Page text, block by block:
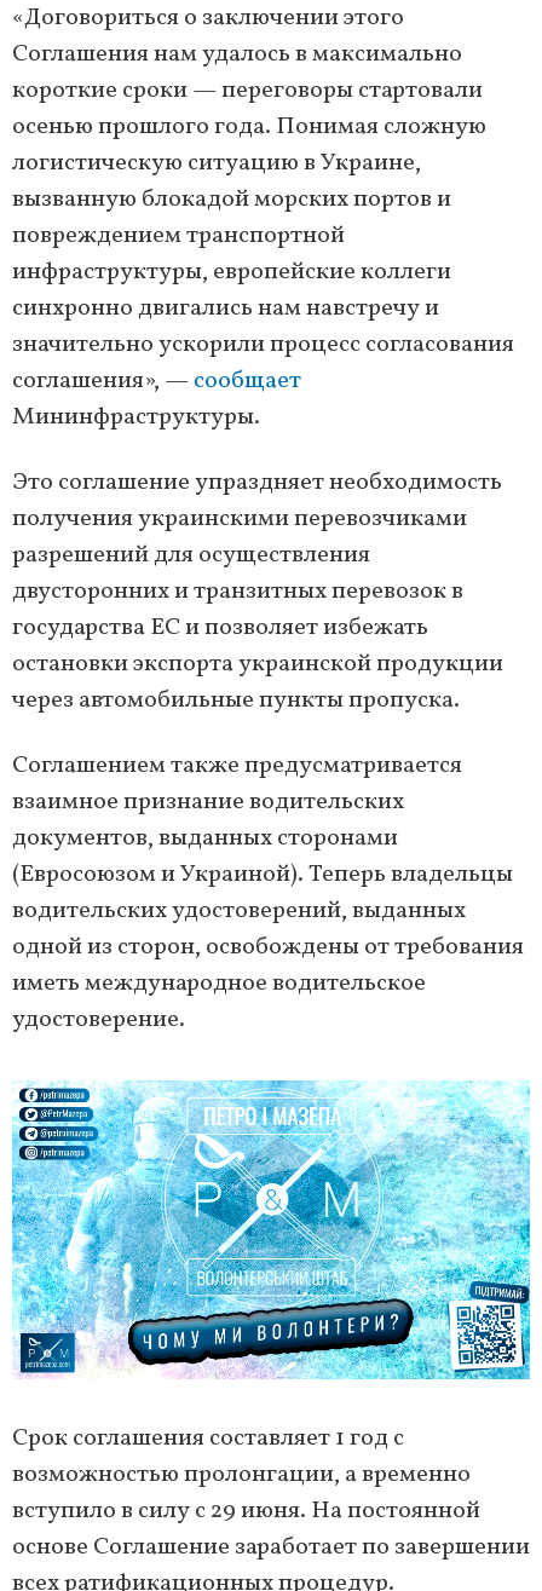
«Договориться о заключении этого
Соглашения нам удалось в максимально
короткие сроки — переговоры стартовали
осенью прошлого года. Понимая сложную
логистическую ситуацию в Украине,
вызванную блокадой морских портов и
повреждением транспортной
инфраструктуры, европейские коллеги
синхронно двигались нам навстречу и
значительно ускорили процесс согласования
соглашения», —сообщает
Мининфраструктуры.
Это соглашение упраздняет необходимость
получения украинскими перевозчиками
разрешений для осуществления
двусторонних и транзитных перевозок в
государства ЕС и позволяет избежать
остановки экспорта украинской продукции
через автомобильные пункты пропуска.
Соглашением также предусматривается
взаимное признание водительских
документов, выданных сторонами
(Евросоюзом и Украиной). Теперь владельцы
водительских удостоверений, выданных
одной из сторон, освобождены от требования
иметь международное водительское
удостоверение.
Срок соглашения составляет 1 год с
возможностью пролонгации, а временно
вступило в силу с 29 июня. На постоянной
основе Соглашение заработает по завершении
всех ратификационных процедур.